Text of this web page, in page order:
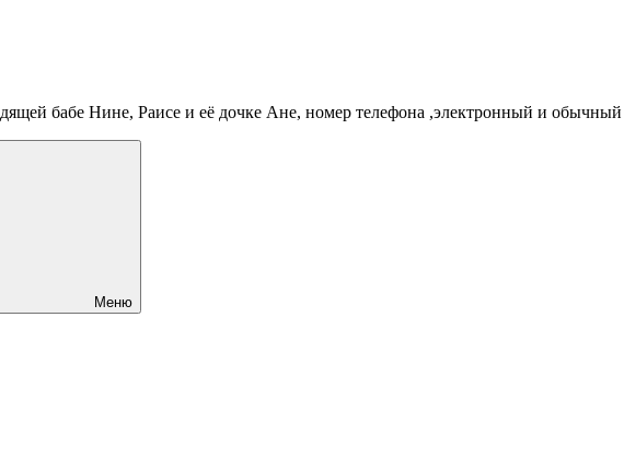
бабе Нине, Раисе и её дочке Ане, номер телефона ,электронный и
Меню